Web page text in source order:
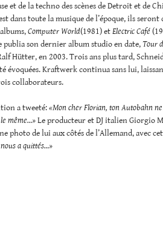
et de la techno des scènes de Detroit et de
dans toute la musique de l’époque, ils seront
Computer World(1981) etElectric Café
son dernier album studio en date,Tour
Hütter, en 2003. Trois ans plus tard,
évoquées. Kraftwerk continua sans lui,
collaborateurs.
a tweeté:«Mon cher Florian, ton Autobahn
même…»Le producteur et DJ italien Giorgio
photo de lui aux côtés de l’Allemand, avec
a quittés…»